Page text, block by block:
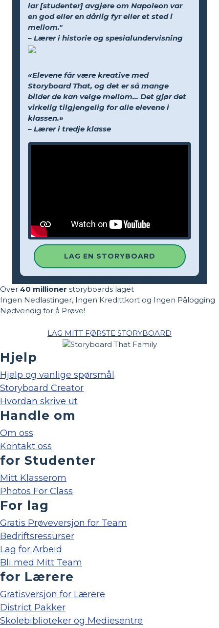
lar [studenter] avgjøre om Napoleon var
en god eller en dårlig fyr eller et sted i
mellom."
– Lærer i historie og spesialundervisning
«Elevene får være kreative med
Storyboard That, og det er så mange
bilder de kan velge mellom... Det gjør det
virkelig tilgjengelig for alle elevene i
klassen.»
– Lærer i tredje klasse
LAG EN STORYBOARD
Over 40 millioner storyboards laget
Ingen Nedlastinger, Ingen Kredittkort og Ingen Pålogging
Nødvendig for å Prøve!
LAG MITT FØRSTE STORYBOARD
Hjelp
Hjelp og vanlige spørsmål
Storyboard Creator
Hvordan skrive ut
Handle om
Om oss
Kontakt oss
for Studenter
Mitt Klasserom
Photos For Class
For lag
Gratis Prøveversjon for Team
Bedriftsressurser
Lag for Arbeid
Bli med Mitt Team
for Lærere
Gratisversjon for Lærere
District Pakker
Skolebiblioteker og Mediesentre